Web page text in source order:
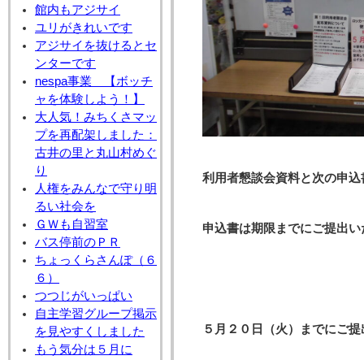
館内もアジサイ
ユリがきれいです
アジサイを抜けるとセ
ンターです
nespa事業 【ボッチ
ャを体験しよう！】
大人気！みちくさマッ
プを再配架しました：
古井の里と丸山村めぐ
り
人権をみんなで守り明
るい社会を
ＧＷも自習室
バス停前のＰＲ
ちょっくらさんぽ（６
６）
つつじがいっぱい
自主学習グループ掲示
を見やすくしました
もう気分は５月に
利用者懇談会資料と次の申
申込書は期限までにご提出
５月２０日（火）までにご